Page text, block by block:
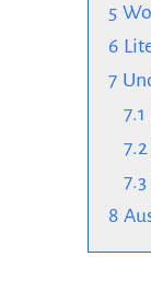
5
6
7
7.1
7.2
7.3
8